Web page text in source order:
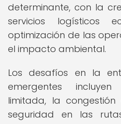
determinante, con la
servicios logísticos
optimización de las
el impacto ambiental.
Los desafíos en la
emergentes
limitada, la
seguridad en las